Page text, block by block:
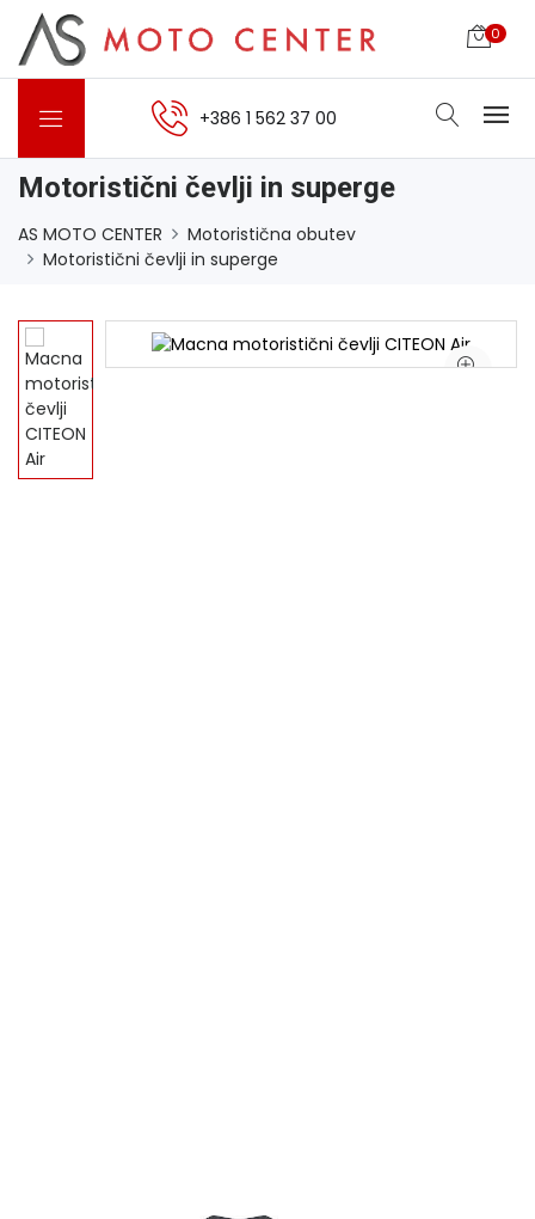
0
+386 1 562 37 00
Motoristični čevlji in superge
AS MOTO CENTER
Motoristična obutev
Motoristični čevlji in superge